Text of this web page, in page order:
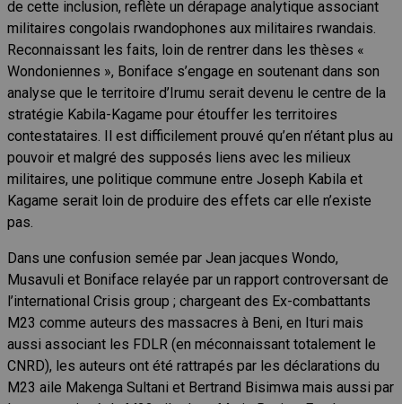
de cette inclusion, reflète un dérapage analytique associant
militaires congolais rwandophones aux militaires rwandais.
Reconnaissant les faits, loin de rentrer dans les thèses «
Wondoniennes », Boniface s’engage en soutenant dans son
analyse que le territoire d’Irumu serait devenu le centre de la
stratégie Kabila-Kagame pour étouffer les territoires
contestataires. Il est difficilement prouvé qu’en n’étant plus au
pouvoir et malgré des supposés liens avec les milieux
militaires, une politique commune entre Joseph Kabila et
Kagame serait loin de produire des effets car elle n’existe
pas.
Dans une confusion semée par Jean jacques Wondo,
Musavuli et Boniface relayée par un rapport controversant de
l’international Crisis group ; chargeant des Ex-combattants
M23 comme auteurs des massacres à Beni, en Ituri mais
aussi associant les FDLR (en méconnaissant totalement le
CNRD), les auteurs ont été rattrapés par les déclarations du
M23 aile Makenga Sultani et Bertrand Bisimwa mais aussi par